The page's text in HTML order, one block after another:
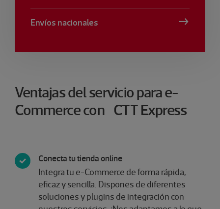
Envíos nacionales
Ventajas del servicio para e-
Commerce con CTT Express
Conecta tu tienda online
Integra tu e-Commerce de forma rápida,
eficaz y sencilla. Dispones de diferentes
soluciones y plugins de integración con